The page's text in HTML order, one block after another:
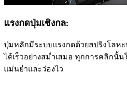
แรงกดปุ่มเชิงกล:
ปุ่มหลักมีระบบแรงกดด้วยสปริงโลห
ได้เร็วอย่างสม่ำเสมอ ทุกการคลิกนั้น
แม่นยำและว่องไว